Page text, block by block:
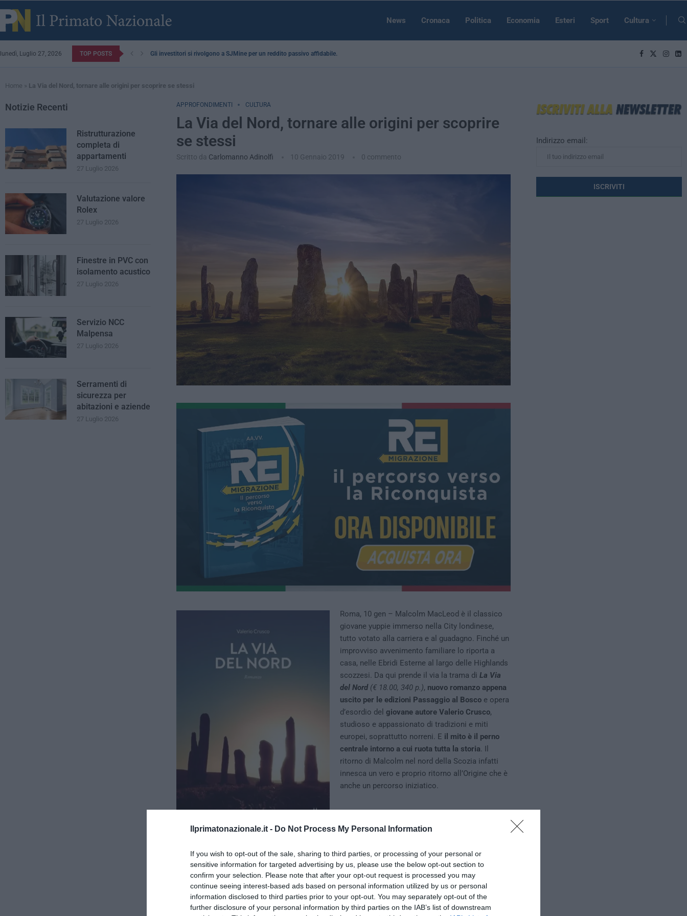
Ilprimatonazionale.it - Do Not Process My Personal Information
If you wish to opt-out of the sale, sharing to third parties, or processing of your personal or
sensitive information for targeted advertising by us, please use the below opt-out section to
confirm your selection. Please note that after your opt-out request is processed you may
continue seeing interest-based ads based on personal information utilized by us or personal
information disclosed to third parties prior to your opt-out. You may separately opt-out of the
further disclosure of your personal information by third parties on the IAB’s list of downstream
News Cronaca Politica Economia Esteri Sport Cultura
lunedì, Luglio 27, 2026 TOP POSTS Gli investitori si rivolgono a SJMine per un reddito passivo affidabile...
Home » La Via del Nord, tornare alle origini per scoprire se stessi
APPROFONDIMENTI CULTURA
La Via del Nord, tornare alle origini per scoprire
se stessi
Scritto da Carlomanno Adinolfi 10 Gennaio 2019 0 commento
Roma, 10 gen – Malcolm MacLeod è il classico
giovane yuppie immerso nella City londinese,
tutto votato alla carriera e al guadagno. Finché un
improvviso avvenimento familiare lo riporta a
casa, nelle Ebridi Esterne al largo delle Highlands
scozzesi. Da qui prende il via la trama di La Via
del Nord (€ 18.00, 340 p.), nuovo romanzo appena
uscito per le edizioni Passaggio al Boscoe opera
d’esordio del giovane autore Valerio Crusco,
studioso e appassionato di tradizioni e miti
europei, soprattutto norreni. E il mito è il perno
centrale intorno a cui ruota tutta la storia. Il
ritorno di Malcolm nel nord della Scozia infatti
innesca un vero e proprio ritorno all’Origine che è
anche un percorso iniziatico.
Indirizzo email:
Notizie Recenti
Ristrutturazione
completa di
appartamenti
27 Luglio 2026
Valutazione valore
Rolex
27 Luglio 2026
Finestre in PVC con
isolamento acustico
27 Luglio 2026
Servizio NCC
Malpensa
27 Luglio 2026
Serramenti di
sicurezza per
abitazioni e aziende
27 Luglio 2026